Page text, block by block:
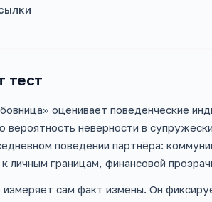
тест
оценивает поведенческие
вероятность неверности в
поведении партнёра:
личным границам, финансовой
сам факт измены. Он